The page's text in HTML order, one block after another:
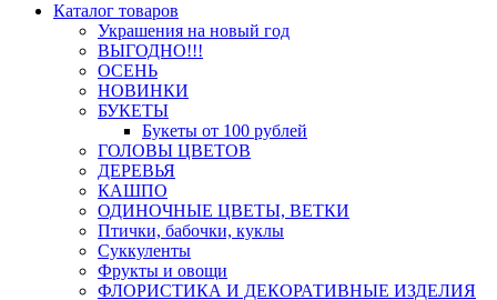
Каталог товаров
Украшения на новый год
ВЫГОДНО!!!
ОСЕНЬ
НОВИНКИ
БУКЕТЫ
Букеты от 100 рублей
ГОЛОВЫ ЦВЕТОВ
ДЕРЕВЬЯ
КАШПО
ОДИНОЧНЫЕ ЦВЕТЫ, ВЕТКИ
Птички, бабочки, куклы
Суккуленты
Фрукты и овощи
ФЛОРИСТИКА И ДЕКОРАТИВНЫЕ ИЗДЕЛИЯ